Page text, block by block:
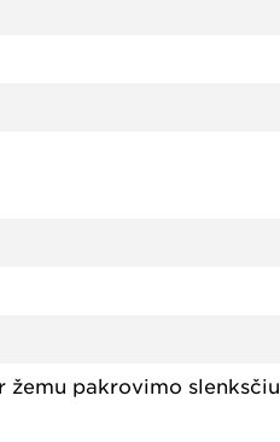
žemu pakrovimo slenksčiu